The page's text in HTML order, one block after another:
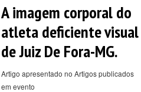
A imagem corporal do
atleta deficiente visual
de Juiz De Fora-MG.
Artigo apresentado no Artigos publicados
em evento